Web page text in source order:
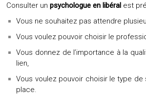
Consulter unpsychologue en libéral est
Vous ne souhaitez pas attendre
Vous voulez pouvoir choisir le
Vous donnez de l’importance à la
lien,
Vous voulez pouvoir choisir le type de
place.